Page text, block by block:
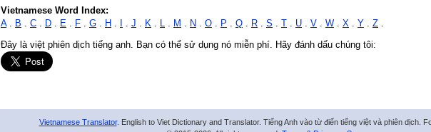
Vietnamese Word Index:
A. B C D E F G H J K M N O P Q R S T U V W X Y Z
Đây là việt phiên dịch tiếng anh. Bạn có thể sử dụng nó miễn phí. Hãy đánh dấu chúng tôi:
Vietnamese Translator. English to Viet Dictionary and Translator. Tiếng Anh vào từ điển tiếng việt và phiên dịch.